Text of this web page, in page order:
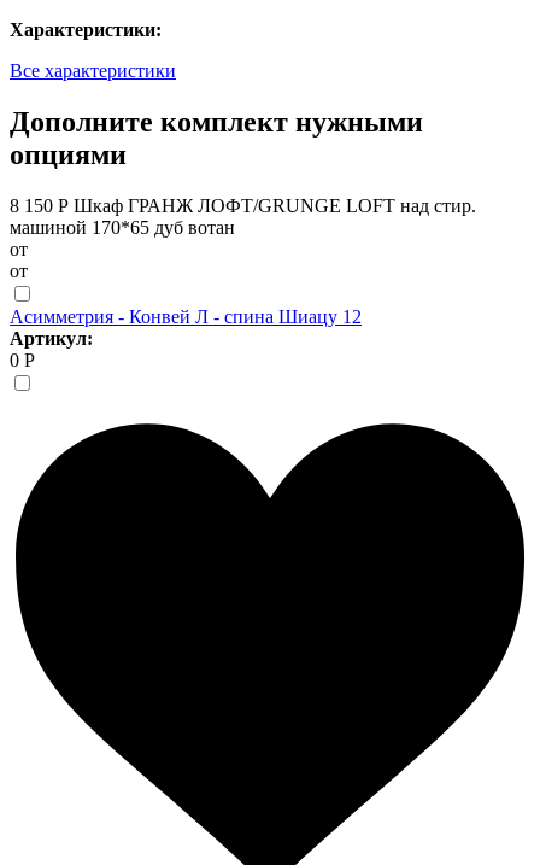
Характеристики:
Все характеристики
Дополните комплект нужными
опциями
8 150 Р Шкаф ГРАНЖ ЛОФТ/GRUNGE LOFT над стир.
машиной 170*65 дуб вотан
от
от
Асимметрия - Конвей Л - спина Шиацу 12
Артикул:
0 Р